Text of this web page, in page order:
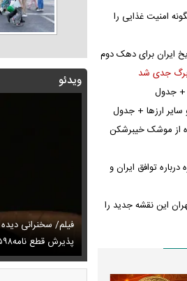
ویدئو
مجتبی و مصطفی
فیلم/ سخنرانی
پذیرش قطع نامه۵۹۸
عکس دیده‌نشده
امنیت غذایی را
ایران برای دهک دوم
جدی شد
+ جدول
سایر ارز‌ها + جدول
از موشک خیبرشکن
توافق ایران و
این نقشه جدید را